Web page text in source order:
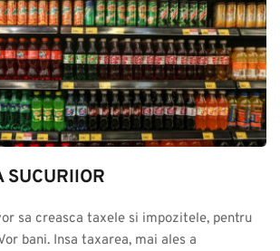
SUCURIlOR
bani. Insa taxarea, mai ales a